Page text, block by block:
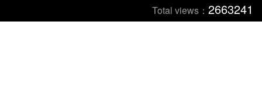
Total views： 2663241